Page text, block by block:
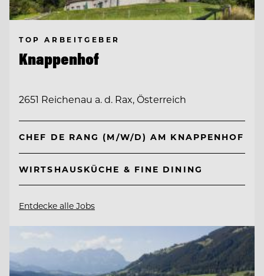
TOP ARBEITGEBER
Knappenhof
2651 Reichenau a. d. Rax, Österreich
CHEF DE RANG (M/W/D) AM KNAPPENHOF
WIRTSHAUSKÜCHE & FINE DINING
Entdecke alle Jobs